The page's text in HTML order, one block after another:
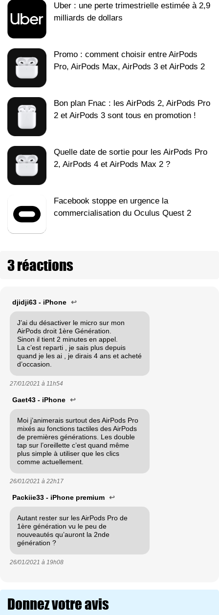
Uber : une perte trimestrielle estimée à 2,9
milliards de dollars
Promo : comment choisir entre AirPods
Pro, AirPods Max, AirPods 3 et AirPods 2
Bon plan Fnac : les AirPods 2, AirPods Pro
2 et AirPods 3 sont tous en promotion !
Quelle date de sortie pour les AirPods Pro
2, AirPods 4 et AirPods Max 2 ?
Facebook stoppe en urgence la
commercialisation du Oculus Quest 2
3 réactions
djidji63 - iPhone ↩
J’ai du désactiver le micro sur mon
AirPods droit 1ère Génération.
Sinon il tient 2 minutes en appel.
La c’est reparti , je sais plus depuis
quand je les ai , je dirais 4 ans et acheté
d’occasion.
27/01/2021 à 11h54
Gaet43 - iPhone ↩
Moi j’animerais surtout des AirPods Pro
mixés au fonctions tactiles des AirPods
de premières générations. Les double
tap sur l’oreillette c’est quand même
plus simple à utiliser que les clics
comme actuellement.
26/01/2021 à 22h17
Packiie33 - iPhone premium ↩
Autant rester sur les AirPods Pro de
1ère génération vu le peu de
nouveautés qu’auront la 2nde
génération ?
26/01/2021 à 19h08
Donnez votre avis